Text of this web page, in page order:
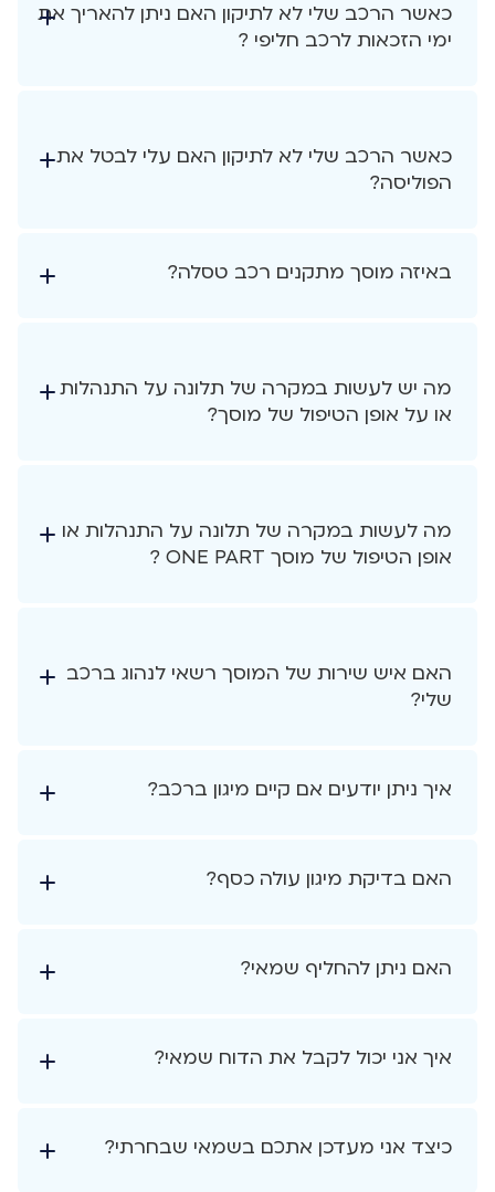
כאשר הרכב שלי לא לתיקון האם ניתן להאריך את
ימי הזכאות לרכב חליפי ?
כאשר הרכב שלי לא לתיקון האם עלי לבטל את
הפוליסה?
באיזה מוסך מתקנים רכב טסלה?
מה יש לעשות במקרה של תלונה על התנהלות
או על אופן הטיפול של מוסך?
מה לעשות במקרה של תלונה על התנהלות או
אופן הטיפול של מוסך ONE PART ?
האם איש שירות של המוסך רשאי לנהוג ברכב
שלי?
איך ניתן יודעים אם קיים מיגון ברכב?
האם בדיקת מיגון עולה כסף?
האם ניתן להחליף שמאי?
איך אני יכול לקבל את הדוח שמאי?
כיצד אני מעדכן אתכם בשמאי שבחרתי?